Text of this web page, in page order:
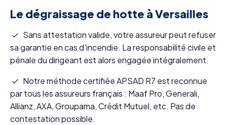
Le dégraissage de hotte à Versailles
Sans attestation valide, votre assureur peut refuser
sa garantie en cas d'incendie. La responsabilité civile et
pénale du dirigeant est alors engagée intégralement.
Notre méthode certifiée APSAD R7 est reconnue
par tous les assureurs français : Maaf Pro, Generali,
Allianz, AXA, Groupama, Crédit Mutuel, etc. Pas de
contestation possible.